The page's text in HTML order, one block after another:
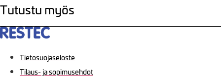
Tutustu myös
Tietosuojaseloste
Tilaus- ja sopimusehdot